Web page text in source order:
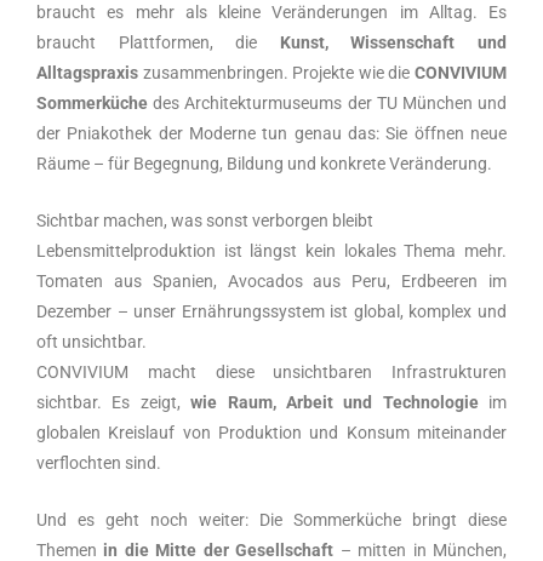
braucht es mehr als kleine Veränderungen im Alltag. Es
braucht Plattformen, die Kunst, Wissenschaft und
Alltagspraxis zusammenbringen. Projekte wie die CONVIVIUM
Sommerküche des Architekturmuseums der TU München und
der Pniakothek der Moderne tun genau das: Sie öffnen neue
Räume – für Begegnung, Bildung und konkrete Veränderung.
Sichtbar machen, was sonst verborgen bleibt
Lebensmittelproduktion ist längst kein lokales Thema mehr.
Tomaten aus Spanien, Avocados aus Peru, Erdbeeren im
Dezember – unser Ernährungssystem ist global, komplex und
oft unsichtbar.
CONVIVIUM macht diese unsichtbaren Infrastrukturen
sichtbar. Es zeigt,wie Raum, Arbeit und Technologieim
globalen Kreislauf von Produktion und Konsum miteinander
verflochten sind.
Und es geht noch weiter: Die Sommerküche bringt diese
Themen in die Mitte der Gesellschaft – mitten in München,